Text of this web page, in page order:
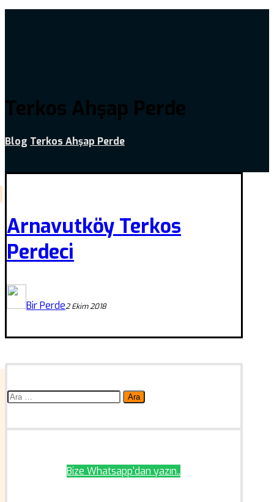
Terkos Ahşap Perde
Blog Terkos Ahşap Perde
Arnavutköy Terkos
Perdeci
Bir Perde2 Ekim 2018
Arama:
Bize Whatsapp'dan yazın..